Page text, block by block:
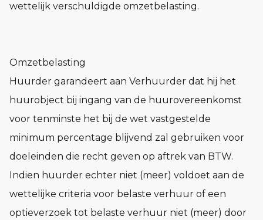
wettelijk verschuldigde omzetbelasting.
Omzetbelasting
Huurder garandeert aan Verhuurder dat hij het
huurobject bij ingang van de huurovereenkomst
voor tenminste het bij de wet vastgestelde
minimum percentage blijvend zal gebruiken voor
doeleinden die recht geven op aftrek van BTW.
Indien huurder echter niet (meer) voldoet aan de
wettelijke criteria voor belaste verhuur of een
optieverzoek tot belaste verhuur niet (meer) door